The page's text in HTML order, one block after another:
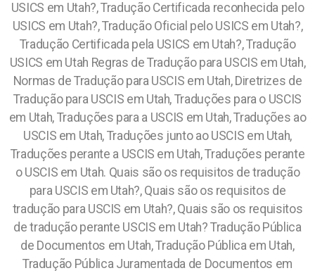
USICS em Utah?, Tradução Certificada reconhecida pelo
USICS em Utah?, Tradução Oficial pelo USICS em Utah?,
Tradução Certificada pela USICS em Utah?, Tradução
USICS em Utah Regras de Tradução para USCIS em Utah,
Normas de Tradução para USCIS em Utah, Diretrizes de
Tradução para USCIS em Utah, Traduções para o USCIS
em Utah, Traduções para a USCIS em Utah, Traduções ao
USCIS em Utah, Traduções junto ao USCIS em Utah,
Traduções perante a USCIS em Utah, Traduções perante
o USCIS em Utah. Quais são os requisitos de tradução
para USCIS em Utah?, Quais são os requisitos de
tradução para USCIS em Utah?, Quais são os requisitos
de tradução perante USCIS em Utah?Tradução Pública
de Documentos em Utah, Tradução Pública em Utah,
Tradução Pública Juramentada de Documentos em